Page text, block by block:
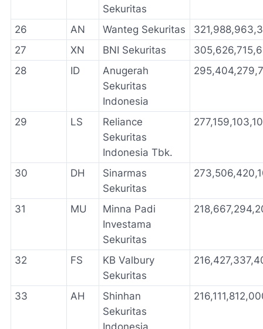
Sekuritas
26 AN Wanteg Sekuritas
27
XN BNI Sekuritas
28
ID
Anugerah
Sekuritas
Indonesia
29 LS
Reliance
Sekuritas
Indonesia Tbk.
30 DH
Sinarmas
Sekuritas
31 MU
Minna Padi
Investama
Sekuritas
32 FS
KB Valbury
Sekuritas
33 AH
Shinhan
Sekuritas
Indonesia